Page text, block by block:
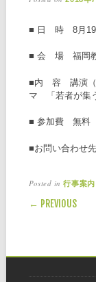
■ 日 時 8月19
■ 会 場 福岡
■内 容 講演（
マ 「若者が集
■ 参加費 無料
■お問い合わせ
Posted in行事案内
POST
← PREVIOUS